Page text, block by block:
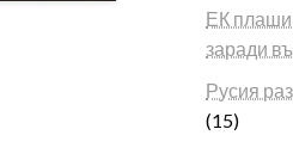
ЕК плаши
заради
Русия
(15)